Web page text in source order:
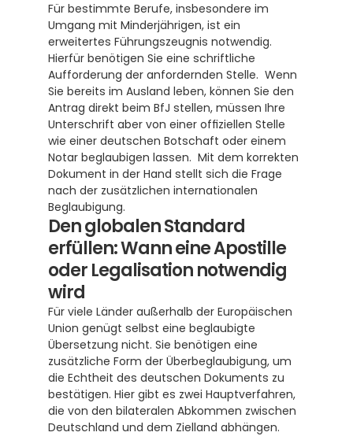
Für bestimmte Berufe, insbesondere im
Umgang mit Minderjährigen, ist ein
erweitertes Führungszeugnis notwendig.
Hierfür benötigen Sie eine schriftliche
Aufforderung der anfordernden Stelle.  Wenn
Sie bereits im Ausland leben, können Sie den
Antrag direkt beim BfJ stellen, müssen Ihre
Unterschrift aber von einer offiziellen Stelle
wie einer deutschen Botschaft oder einem
Notar beglaubigen lassen.  Mit dem korrekten
Dokument in der Hand stellt sich die Frage
nach der zusätzlichen internationalen
Beglaubigung.
Den globalen Standard
erfüllen: Wann eine Apostille
oder Legalisation notwendig
wird
Für viele Länder außerhalb der Europäischen
Union genügt selbst eine beglaubigte
Übersetzung nicht. Sie benötigen eine
zusätzliche Form der Überbeglaubigung, um
die Echtheit des deutschen Dokuments zu
bestätigen. Hier gibt es zwei Hauptverfahren,
die von den bilateralen Abkommen zwischen
Deutschland und dem Zielland abhängen.